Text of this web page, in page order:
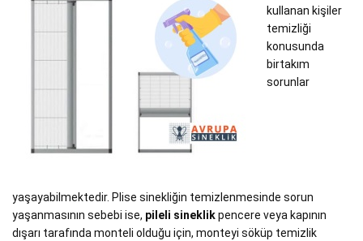
kullanan kişiler
temizliği
konusunda
birtakım
sorunlar
yaşayabilmektedir. Plise sinekliğin temizlenmesinde sorun
yaşanmasının sebebi ise, pileli sineklikpencere veya kapının
dışarı tarafında monteli olduğu için, monteyi söküp temizlik